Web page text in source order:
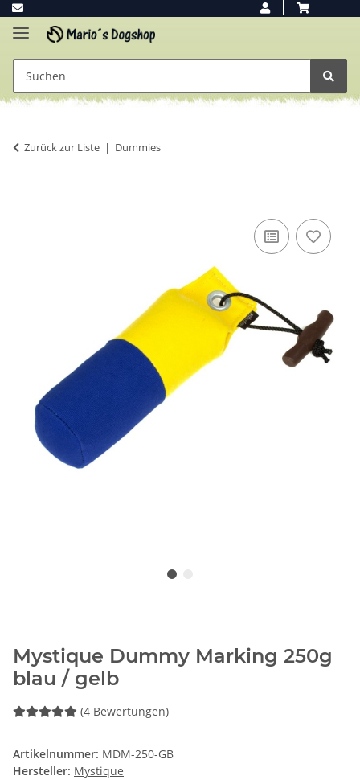
Zurück zur Liste Dummies
Mystique Dummy Marking 250g
blau / gelb
(4 Bewertungen)
Artikelnummer: MDM-250-GB
Hersteller: Mystique